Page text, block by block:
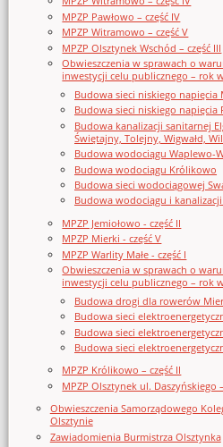
MPZP Pawłowo – część IV
MPZP Witramowo – część V
MPZP Olsztynek Wschód – część III
Obwieszczenia w sprawach o
inwestycji celu publicznego – rok
Budowa sieci niskiego napięcia
Budowa sieci niskiego napięcia
Budowa kanalizacji sanitarnej
Świętajny, Tolejny, Wigwałd,
Budowa wodociągu Waplewo-
Budowa wodociągu Królikowo
Budowa sieci wodociągowej
Budowa wodociągu i
MPZP Jemiołowo - część II
MPZP Mierki - część V
MPZP Warlity Małe - część I
Obwieszczenia w sprawach o
inwestycji celu publicznego – rok
Budowa drogi dla rowerów
Budowa sieci
Budowa sieci
Budowa sieci
MPZP Królikowo – część II
MPZP Olsztynek ul. Daszyńskiego
Obwieszczenia Samorządowego
Olsztynie
Zawiadomienia Burmistrza Olsztynka